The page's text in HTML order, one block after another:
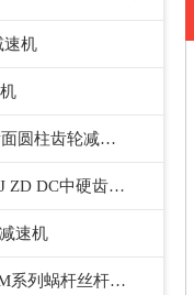
速机
ZQ ZD ZL ZS软齿面圆柱齿轮减速机
ZSY ZLYJ DBY QJ ZD DC中硬齿面圆柱齿轮减速机
速机
SWL JW JWB JWM系列蜗杆丝杆升降机千斤顶